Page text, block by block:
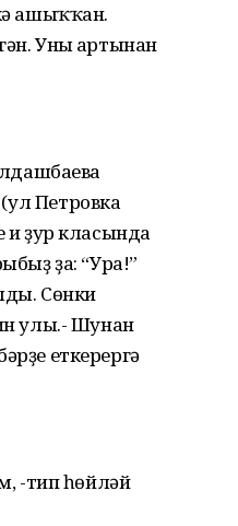
ашыҡҡан.
Уның артынан
Петровка
ҙур класында
ҙа: “Ура!”
Сөнки
улы.- Шунан
еткерергә
-тип һөйләй